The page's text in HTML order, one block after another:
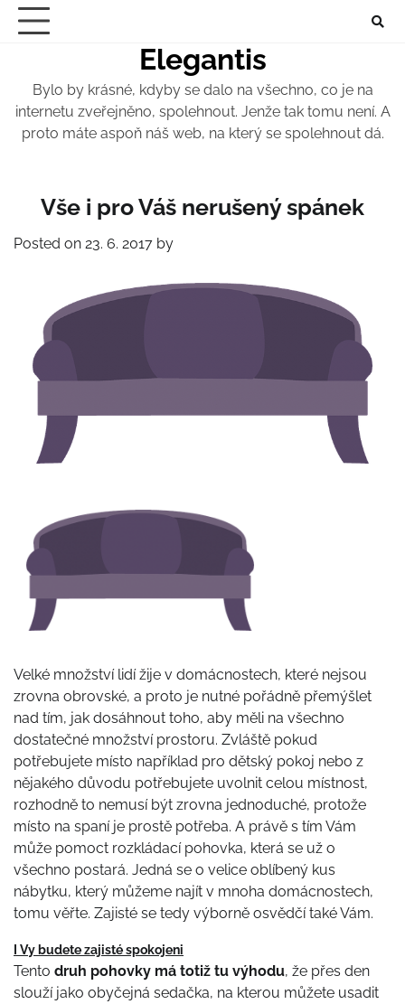
Skip
Elegantis
Bylo by krásné, kdyby se dalo na všechno, co je na
internetu zveřejněno, spolehnout. Jenže tak tomu není. A
proto máte aspoň náš web, na který se spolehnout dá.
Vše i pro Váš nerušený spánek
Posted on 23. 6. 2017 by
Velké množství lidí žije v domácnostech, které nejsou
zrovna obrovské, a proto je nutné pořádně přemýšlet
nad tím, jak dosáhnout toho, aby měli na všechno
dostatečné množství prostoru. Zvláště pokud
potřebujete místo například pro dětský pokoj nebo z
nějakého důvodu potřebujete uvolnit celou místnost,
rozhodně to nemusí být zrovna jednoduché, protože
místo na spaní je prostě potřeba. A právě s tím Vám
může pomoct rozkládací pohovka, která se už o
všechno postará. Jedná se o velice oblíbený kus
nábytku, který můžeme najít v mnoha domácnostech,
tomu věřte. Zajisté se tedy výborně osvědčí také Vám.
I Vy budete zajisté spokojeni
Tento druh pohovky má totiž tu výhodu, že přes den
slouží jako obyčejná sedačka, na kterou můžete usadit